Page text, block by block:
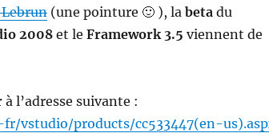
(une pointure 🙂 ), la beta du
2008et le Framework 3.5 viennent de
à l’adresse suivante :
vstudio/products/cc533447(en-